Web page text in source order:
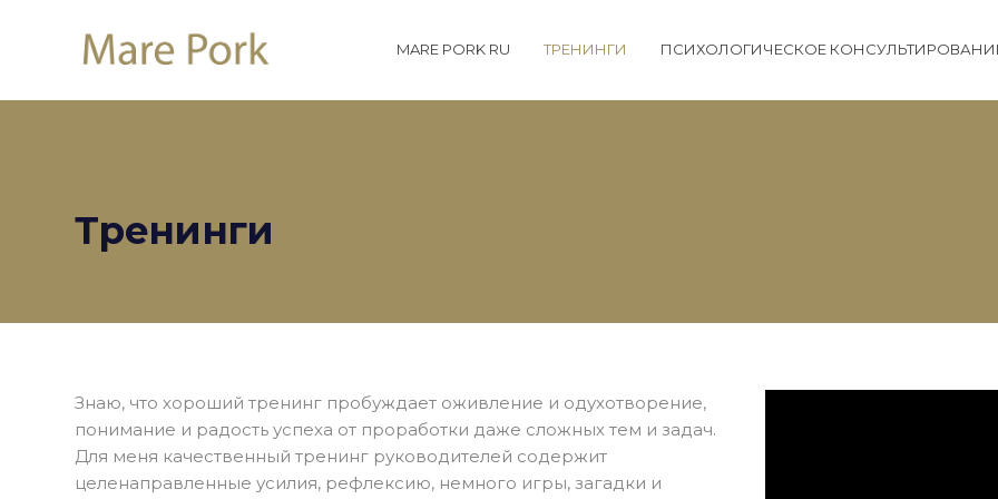
MARE PORK RU ТРЕНИНГИ ПСИХОЛОГИЧЕСКОЕ
Тренинги
Знаю, что хороший тренинг пробуждает оживление и одухотворение,
понимание и радость успеха от проработки даже сложных тем и задач.
Для меня качественный тренинг руководителей содержит
целенаправленные усилия, рефлексию, немного игры, загадки и